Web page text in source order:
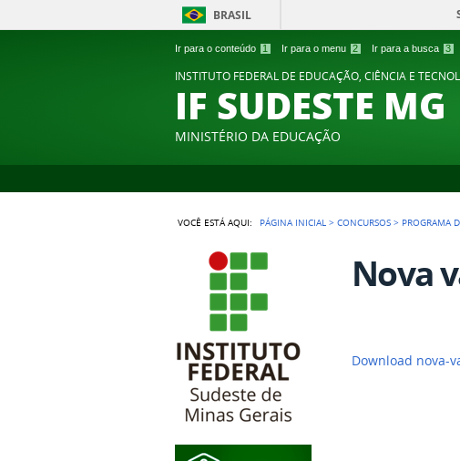
Ir para o conteúdo 1 Ir para o menu 2 Ir para a busca 3
BRASIL
INSTITUTO FEDERAL DE EDUCAÇÃO, CIÊNCIA E
IF SUDESTE MG
MINISTÉRIO DA EDUCAÇÃO
VOCÊ ESTÁ AQUI: PÁGINA INICIAL >CONCURSOS > PROGRAMA
Nova
Download nova-